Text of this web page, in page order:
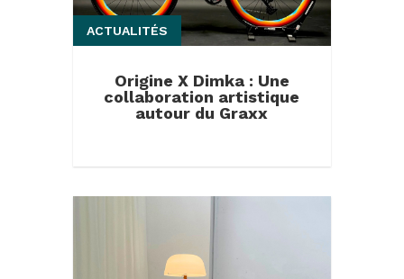
Origine X Dimka : Une
collaboration artistique
autour du Graxx
ACTUALITÉS